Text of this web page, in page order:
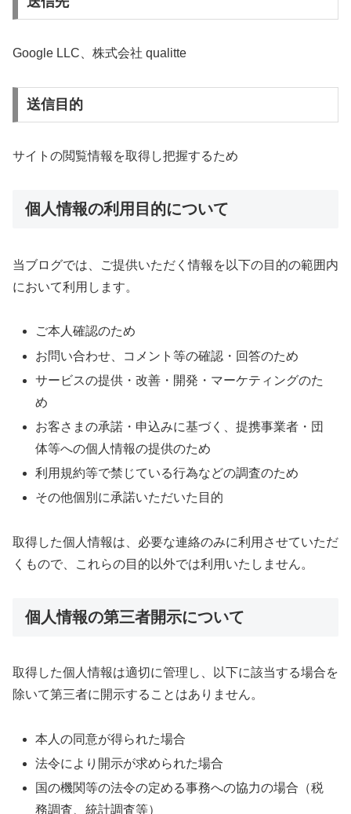
Google LLC、 株式会社 qualitte
送信目的
サイトの閲覧情報を取得し把握するため
個人情報の利用目的について
当ブログでは、
ご提供いただく情報を以下の目的の範囲内
において利用します。
ご本人確認のため
お問い合わせ、コメント等の確認・回答のため
サービスの提供・改善・開発・マーケティングのた
め
お客さまの承諾・申込みに基づく、提携事業者・団
体等への個人情報の提供のため
利用規約等で禁じている行為などの調査のため
その他個別に承諾いただいた目的
取得した個人情報は、必要な連絡のみに利用させていただ
くもので、これらの目的以外では利用いたしません。
個人情報の第三者開示について
取得した個人情報は適切に管理し、以下に該当する場合を
除いて第三者に開示することはありません。
本人の同意が得られた場合
法令により開示が求められた場合
国の機関等の法令の定める事務への協力の場合（税
務調査、統計調査等）